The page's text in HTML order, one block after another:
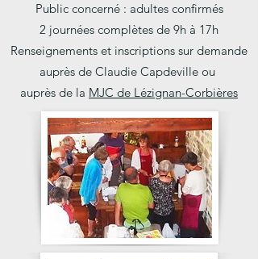
Public concerné : adultes confirmés
2 journées complètes de 9h à 17h
Renseignements et inscriptions sur demande
auprès de Claudie Capdeville ou
auprès de la MJC de Lézignan-Corbières